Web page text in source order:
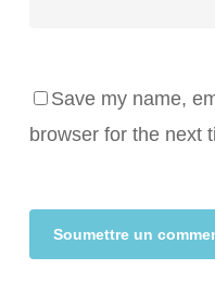
Save my name,
browser for the next